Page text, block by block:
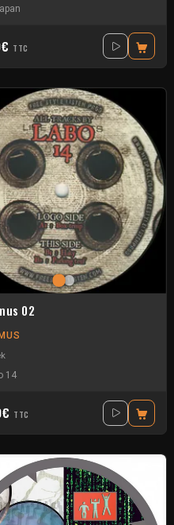
TTC
02
14
TTC